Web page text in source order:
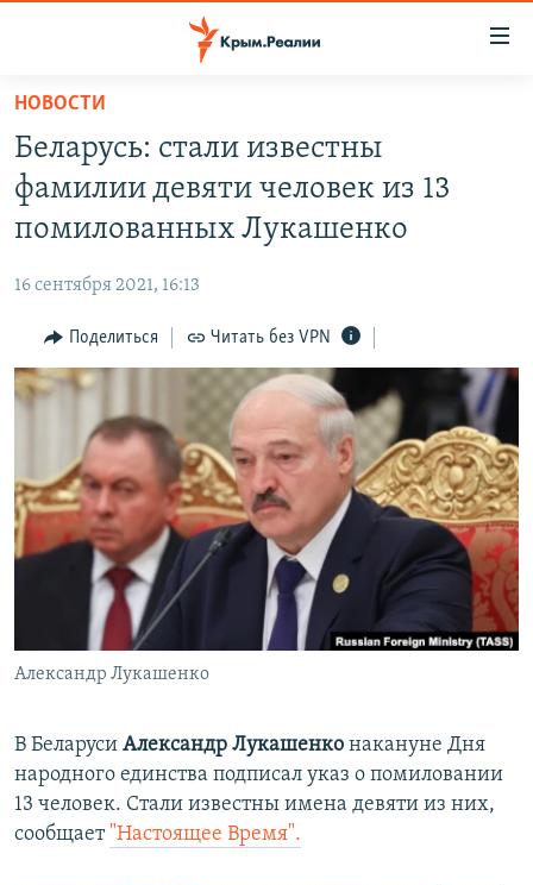
Вернуться
основному
содержанию
Вернутся
главной
навигации
Вернутся
поиску
СПЕЦПРОЕКТЫ
11 ЛЕТ ОККУПАЦИИ КРЫМА. 11 ИСТОРИЙ СОПРОТИВЛЕНИЯ
ВОДА
ЕЩЕ
ИНТЕРАКТИВ
ИНФОГРАФИКА
ТЕЛЕПРОЕКТ КРЫМ.РЕАЛИИ
СОВЕТЫ ПРАВОЗАЩИТНИКОВ
ПРОПАВШИЕ БЕЗ ВЕСТИ
ПОБЕДИТЕЛЕЙ НЕ СУДЯТ?
КРЫМ.НЕПОКОРЕННЫЙ
УКРАИНСКАЯ ПРОБЛЕМА КРЫМА
РАДІО СВОБОДА
КАК ОБОЙТИ БЛОКИРОВКУ
Українською
Qırımtatar
ПРИСОЕДИНЯЙТЕСЬ!
НОВОСТИ
Беларусь: стали известны
фамилии девяти человек из 13
помилованных Лукашенко
16 сентября 2021, 16:13
Поделиться Читать без VPN
Александр Лукашенко
В Беларуси Александр Лукашенко накануне Дня
народного единства подписал указ о помиловании
13 человек. Стали известны имена девяти из них,
сообщает "Настоящее Время".